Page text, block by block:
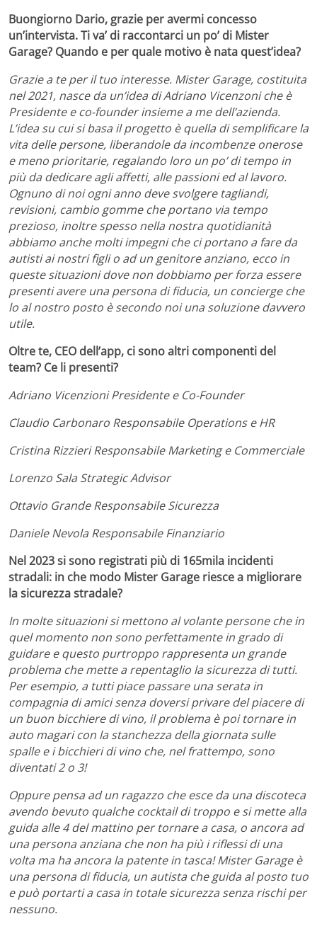
Buongiorno Dario, grazie per avermi concesso
un’intervista. Ti va’ di raccontarci un po’ di Mister
Garage? Quando e per quale motivo è nata quest’idea?
Grazie a te per il tuo interesse. Mister Garage, costituita
nel 2021, nasce da un’idea di Adriano Vicenzoni che è
Presidente e co-founder insieme a me dell’azienda.
L’idea su cui si basa il progetto è quella di semplificare la
vita delle persone, liberandole da incombenze onerose
e meno prioritarie, regalando loro un po’ di tempo in
più da dedicare agli affetti, alle passioni ed al lavoro.
Ognuno di noi ogni anno deve svolgere tagliandi,
revisioni, cambio gomme che portano via tempo
prezioso, inoltre spesso nella nostra quotidianità
abbiamo anche molti impegni che ci portano a fare da
autisti ai nostri figli o ad un genitore anziano, ecco in
queste situazioni dove non dobbiamo per forza essere
presenti avere una persona di fiducia, un concierge che
lo al nostro posto è secondo noi una soluzione davvero
utile.
Oltre te, CEO dell’app, ci sono altri componenti del
team? Ce li presenti?
Adriano Vicenzioni Presidente e Co-Founder
Claudio Carbonaro Responsabile Operations e HR
Cristina Rizzieri Responsabile Marketing e Commerciale
Lorenzo Sala Strategic Advisor
Ottavio Grande Responsabile Sicurezza
Daniele Nevola Responsabile Finanziario
Nel 2023 si sono registrati più di 165mila incidenti
stradali: in che modo Mister Garage riesce a migliorare
la sicurezza stradale?
In molte situazioni si mettono al volante persone che in
quel momento non sono perfettamente in grado di
guidare e questo purtroppo rappresenta un grande
problema che mette a repentaglio la sicurezza di tutti.
Per esempio, a tutti piace passare una serata in
compagnia di amici senza doversi privare del piacere di
un buon bicchiere di vino, il problema è poi tornare in
auto magari con la stanchezza della giornata sulle
spalle e i bicchieri di vino che, nel frattempo, sono
diventati 2 o 3!
Oppure pensa ad un ragazzo che esce da una discoteca
avendo bevuto qualche cocktail di troppo e si mette alla
guida alle 4 del mattino per tornare a casa, o ancora ad
una persona anziana che non ha più i riflessi di una
volta ma ha ancora la patente in tasca! Mister Garage è
una persona di fiducia, un autista che guida al posto tuo
e può portarti a casa in totale sicurezza senza rischi per
nessuno.